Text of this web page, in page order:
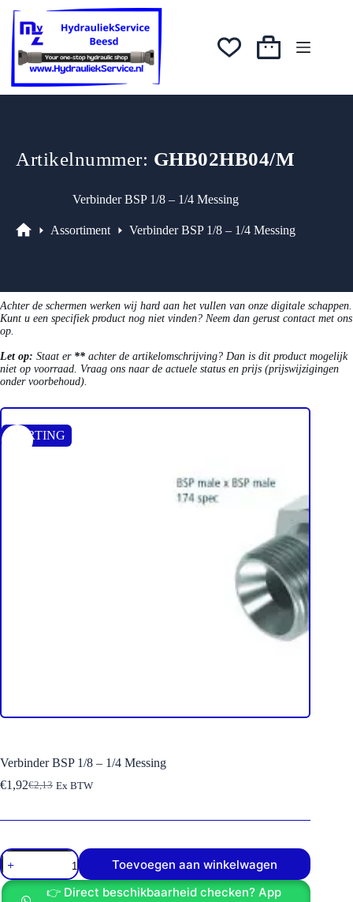
naar
inhoud
was:
€2,13.
€1,92.
Winkelwagen
Artikelnummer: GHB02HB04/M
Verbinder BSP 1/8 – 1/4 Messing
Assortiment Verbinder BSP 1/8 – 1/4 Messing
Achter de schermen werken wij hard aan het vullen van onze digitale schappen.
Kunt u een specifiek product nog niet vinden? Neem dan gerust contact met ons
op.
Let op: Staat er ** achter de artikelomschrijving? Dan is dit product mogelijk
niet op voorraad. Vraag ons naar de actuele status en prijs (prijswijzigingen
onder voorbehoud).
KORTING
Verbinder BSP 1/8 – 1/4 Messing
€2,13
Oorspronkelijke
was:
€1,92Huidige
is:
Ex BTW
Verbinder
BSP
1/8
Toevoegen aan winkelwagen
👉 Direct beschikbaarheid checken? App